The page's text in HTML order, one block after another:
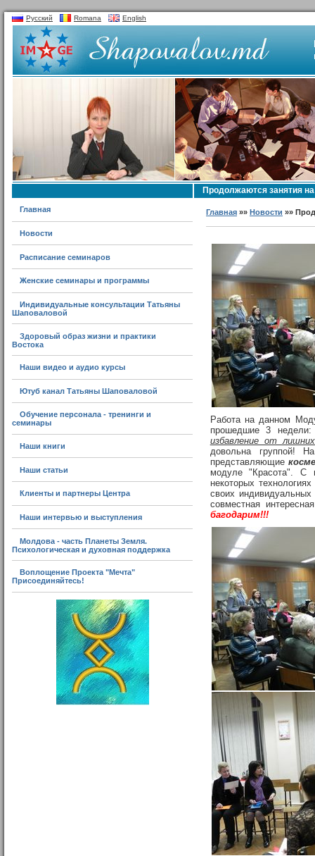
Русский Romana English
Главная
Новости
Расписание семинаров
Женские семинары и программы
Индивидуальные консультации Татьяны
Шаповаловой
Здоровый образ жизни и практики
Востока
Наши видео и аудио курсы
Ютуб канал Татьяны Шаповаловой
Обучение персонала - тренинги и
семинары
Наши книги
Наши статьи
Клиенты и партнеры Центра
Наши интервью и выступления
Молдова - часть Планеты Земля.
Психологическая и духовная поддержка
Воплощение Проекта "Мечта"
Присоединяйтесь!
Продолжаются занятия
Главная »»Новости »»
Работа на данном
прошедшие 3
избавление от
довольна группой!
представляющие
модуле "Красота". С
некоторых
своих
совместная
багодарим!!!